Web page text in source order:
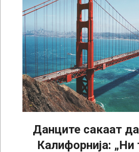
Данците сакаат да
Калифорнија: „Ни